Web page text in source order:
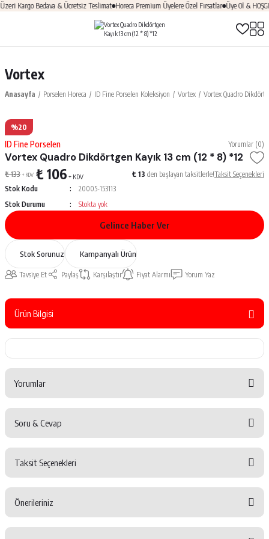
Kargo Bedava & Ücretsiz Teslimat Horeca Premium Üyelere Özel Fırsatlar Üye Ol &
Vortex
Anasayfa Porselen Horeca ID Fine Porselen Koleksiyon Vortex Vortex Quadro
%20
ID Fine Porselen Yorumlar (0)
Vortex Quadro Dikdörtgen Kayık 13 cm (12 * 8) *12
₺ 133 + KDV ₺ 106 + KDV ₺ 13 den başlayan taksitlerle!Taksit Seçenekleri
Stok Kodu
20005-153113
Stok Durumu
Stokta yok
Gelince Haber Ver
Stok Sorunuz Kampanyalı Ürün
Tavsiye Et Paylaş Karşılaştır Fiyat Alarmı Yorum Yaz
Ürün Bilgisi
Yorumlar
Yorum Yaz
Soru & Cevap
Soru Sor
Taksit Seçenekleri
Önerileriniz